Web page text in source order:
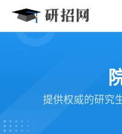
提供权威的研究